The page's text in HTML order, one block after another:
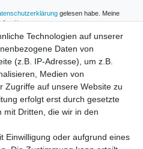
gelesen habe. Meine
** Hierbei handelt es sich um ein Pflichtfeld.
Versand
Technologien auf unserer
Daten von
(z.B. IP-Adresse), um z.B.
Medien von
Zugriffe auf unsere Website zu
erfolgt erst durch gesetzte
mit Dritten, die wir in den
Einwilligung oder aufgrund eines